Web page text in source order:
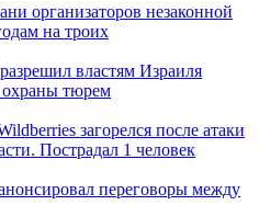
организаторов незаконной
на троих
властям Израиля
охраны тюрем
загорелся после атаки
Пострадал 1 человек
переговоры между